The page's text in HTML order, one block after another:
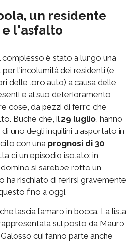
un residente
e l'asfalto
è stato a lungo una
per l'incolumità dei residenti (e
delle loro auto) a causa delle
e al suo deterioramento
cose, da pezzi di ferro che
Buche che, il 29 luglio , hanno
uno degli inquilini trasportato in
con una prognosi di 30
di un episodio isolato: in
si sarebbe rotto un
ha rischiato di ferirsi gravemente
fino a oggi.
lascia l’amaro in bocca. La lista
sul posto da Mauro
cui fanno parte anche